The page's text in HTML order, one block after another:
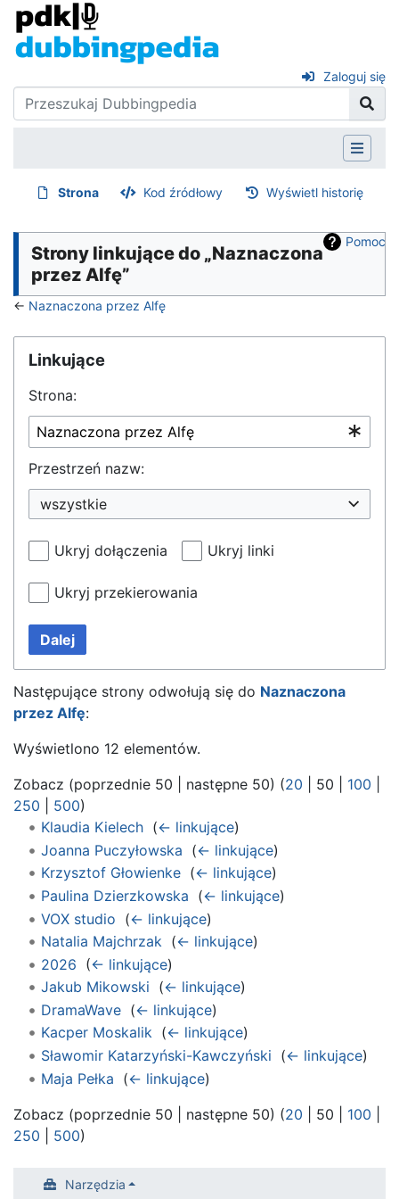
Zaloguj się
Strona Kod źródłowy Wyświetl historię
Pomoc
Strony linkujące do „Naznaczona
przez Alfę”
← Naznaczona przez Alfę
Linkujące
Strona:
Przestrzeń nazw:
wszystkie
Ukryj dołączenia Ukryj linki
Ukryj przekierowania
Dalej
Następujące strony odwołują się do Naznaczona
przez Alfę:
Wyświetlono 12 elementów.
Zobacz (poprzednie 50 następne 50) (20 50 100
250
500)
Klaudia Kielech‎ (← linkujące)
Joanna Puczyłowska (← linkujące)
Krzysztof Głowienke‎ (← linkujące)
Paulina Dzierzkowska (← linkujące)
VOX studio (← linkujące)
Natalia Majchrzak‎ (← linkujące)
2026 (← linkujące)
Jakub Mikowski (← linkujące)
DramaWave‎ (← linkujące)
Kacper Moskalik‎ (← linkujące)
Sławomir Katarzyński-Kawczyński (← linkujące)
Maja Pełka (← linkujące)
Zobacz (poprzednie 50 następne 50) (20 50 100
250
500)
Narzędzia